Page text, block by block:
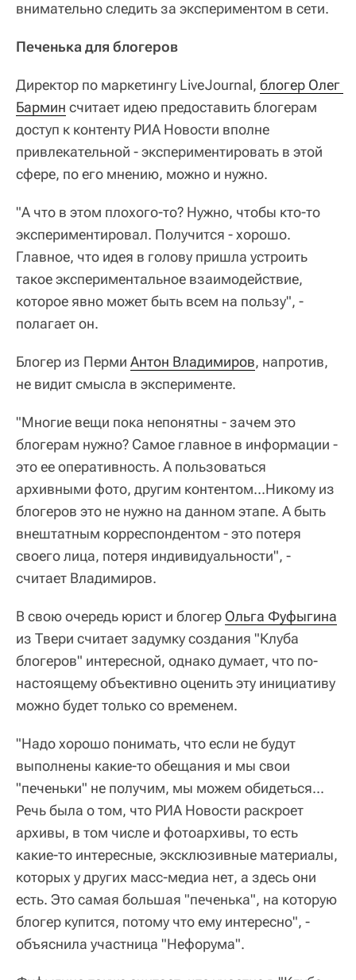
внимательно следить за экспериментом в сети.
Печенька для блогеров
Директор по маркетингу LiveJournal, блогер Олег
Бармин считает идею предоставить блогерам
доступ к контенту РИА Новости вполне
привлекательной - экспериментировать в этой
сфере, по его мнению, можно и нужно.
"А что в этом плохого-то? Нужно, чтобы кто-то
экспериментировал. Получится - хорошо.
Главное, что идея в голову пришла устроить
такое экспериментальное взаимодействие,
которое явно может быть всем на пользу", -
полагает он.
Блогер из Перми Антон Владимиров, напротив,
не видит смысла в эксперименте.
"Многие вещи пока непонятны - зачем это
блогерам нужно? Самое главное в информации -
это ее оперативность. А пользоваться
архивными фото, другим контентом...Никому из
блогеров это не нужно на данном этапе. А быть
внештатным корреспондентом - это потеря
своего лица, потеря индивидуальности", -
считает Владимиров.
В свою очередь юрист и блогер Ольга Фуфыгина
из Твери считает задумку создания "Клуба
блогеров" интересной, однако думает, что по-
настоящему объективно оценить эту инициативу
можно будет только со временем.
"Надо хорошо понимать, что если не будут
выполнены какие-то обещания и мы свои
"печеньки" не получим, мы можем обидеться...
Речь была о том, что РИА Новости раскроет
архивы, в том числе и фотоархивы, то есть
какие-то интересные, эксклюзивные материалы,
которых у других масс-медиа нет, а здесь они
есть. Это самая большая "печенька", на которую
блогер купится, потому что ему интересно", -
объяснила участница "Нефорума".